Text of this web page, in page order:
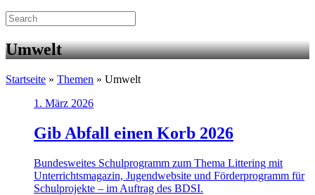
Umwelt
Startseite » Themen » Umwelt
1. März 2026
Gib Abfall einen Korb 2026
Bundesweites Schulprogramm zum Thema Littering mit
Unterrichtsmagazin, Jugendwebsite und Förderprogramm für
Schulprojekte – im Auftrag des BDSI.